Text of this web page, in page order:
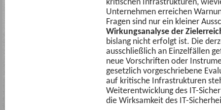
kritischen Infrastrukturen,
Unternehmen erreichen
Fragen sind nur ein kleiner
Wirkungsanalyse der
bislang nicht erfolgt ist. Die
ausschließlich an Einzelfällen
neue Vorschriften oder
gesetzlich vorgeschriebene
auf kritische Infrastrukturen
Weiterentwicklung des IT-
die Wirksamkeit des IT-